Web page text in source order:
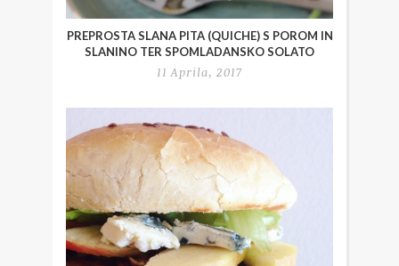
PREPROSTA SLANA PITA (QUICHE) S POROM IN
SLANINO TER SPOMLADANSKO SOLATO
11 Aprila, 2017